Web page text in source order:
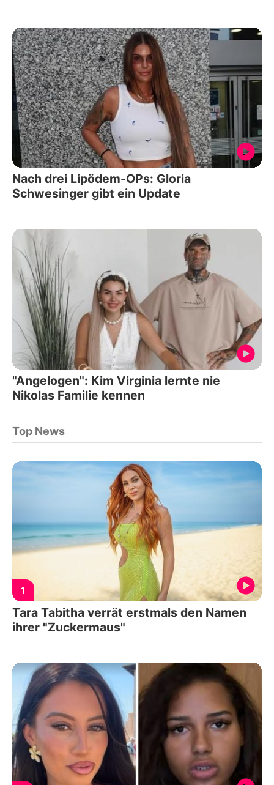
Nach drei Lipödem-OPs: Gloria
Schwesinger gibt ein Update
"Angelogen": Kim Virginia lernte nie
Nikolas Familie kennen
Top News
1
Tara Tabitha verrät erstmals den Namen
ihrer "Zuckermaus"